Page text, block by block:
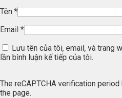
Tên *
Email *
Lưu tên của tôi, email, và trang
lần bình luận kế tiếp của tôi.
The reCAPTCHA verification
the page.